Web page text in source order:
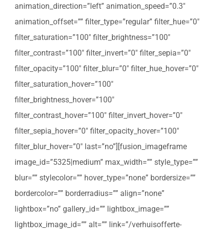
animation_direction=”left” animation_speed=”0.3″
animation_offset=”” filter_type=”regular” filter_hue=”0″
filter_saturation=”100″ filter_brightness=”100″
filter_contrast=”100″ filter_invert=”0″ filter_sepia=”0″
filter_opacity=”100″ filter_blur=”0″ filter_hue_hover=”0″
filter_saturation_hover=”100″
filter_brightness_hover=”100″
filter_contrast_hover=”100″ filter_invert_hover=”0″
filter_sepia_hover=”0″ filter_opacity_hover=”100″
filter_blur_hover=”0″ last=”no”][fusion_imageframe
image_id=”5325|medium” max_width=”” style_type=””
blur=”” stylecolor=”” hover_type=”none” bordersize=””
bordercolor=”” borderradius=”” align=”none”
lightbox=”no” gallery_id=”” lightbox_image=””
lightbox_image_id=”” alt=”” link=”/verhuisofferte-